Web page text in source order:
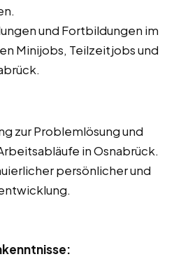
und Fortbildungen im
Minijobs, Teilzeitjobs und
zur Problemlösung und
in Osnabrück.
persönlicher und